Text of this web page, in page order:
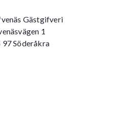
Gästgifveri
1
97 Söderåkra